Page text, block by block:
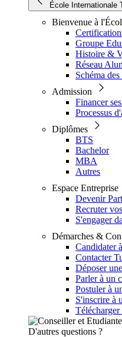
École Internationale
Bienvenue à
Groupe
Histoire &
Réseau
Schéma des
Admission
Financer
Processus
Diplômes
BTS
Bachelor
MBA
Autres
Espace Entreprise
Devenir
Recruter
S'engager
Démarches &
Candidater
Contacter
Déposer
Parler à un
Postuler à
S'inscrire à
D'autres questions ?